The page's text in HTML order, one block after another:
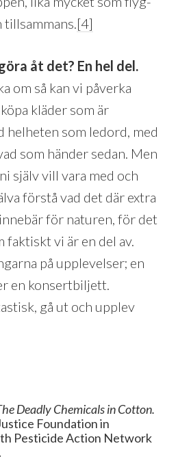
[4]
åt det? En hel del.
om så kan vi påverka
kläder som är
helheten som ledord, med
som händer sedan. Men
själv vill vara med och
förstå vad det där extra
för naturen, för det
faktiskt vi är en del av.
på upplevelser; en
en konsertbiljett.
gå ut och upplev
Deadly Chemicals in Cotton.
Foundation in
Pesticide Action Network